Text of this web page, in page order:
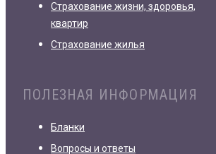
Страхование жизни, здоровья,
квартир
Страхование жилья
ПОЛЕЗНАЯ ИНФОРМАЦИЯ
Бланки
Вопросы и ответы